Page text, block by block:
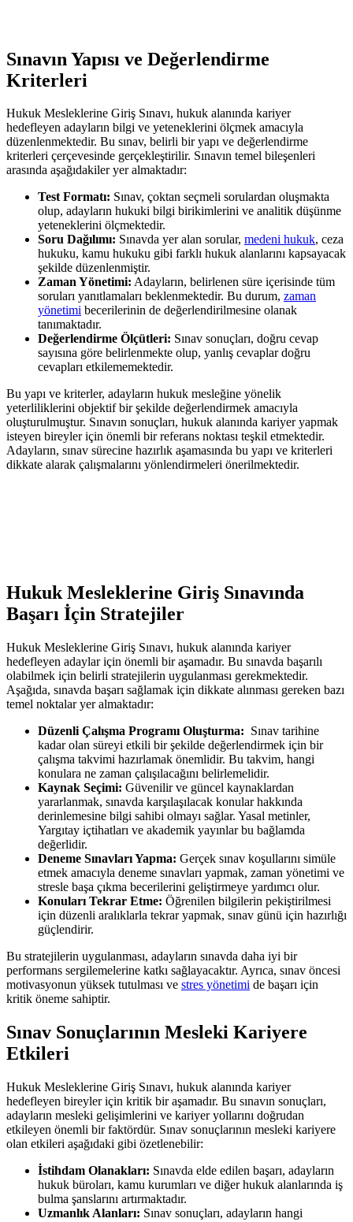
Sınavın⁤ Yapısı ve Değerlendirme
Kriterleri
Hukuk Mesleklerine Giriş Sınavı, hukuk alanında ⁣kariyer
hedefleyen adayların bilgi ve yeteneklerini ölçmek amacıyla
düzenlenmektedir. Bu sınav, belirli ‌bir yapı ve​ değerlendirme
kriterleri çerçevesinde gerçekleştirilir. Sınavın temel bileşenleri
arasında aşağıdakiler ⁣yer almaktadır:
Test ‍Formatı: Sınav, çoktan seçmeli sorulardan oluşmakta
olup, adayların⁣ hukuki bilgi birikimlerini ve analitik düşünme
yeteneklerini⁣ ölçmektedir.
Soru Dağılımı: Sınavda yer alan sorular,​ medeni hukuk, ceza
hukuku, kamu hukuku gibi farklı hukuk alanlarını kapsayacak
şekilde düzenlenmiştir.
Zaman Yönetimi: Adayların, belirlenen süre içerisinde tüm
⁢soruları yanıtlamaları beklenmektedir. Bu durum, zaman
yönetimi becerilerinin de değerlendirilmesine olanak
tanımaktadır.
Değerlendirme Ölçütleri: Sınav sonuçları, doğru cevap
sayısına göre belirlenmekte olup, yanlış cevaplar doğru
cevapları⁣ etkilememektedir.
Bu yapı ve kriterler, adayların hukuk mesleğine yönelik
yeterliliklerini objektif bir şekilde değerlendirmek amacıyla ​
oluşturulmuştur. Sınavın sonuçları, hukuk alanında kariyer yapmak
‍isteyen bireyler için önemli bir referans noktası⁣ teşkil etmektedir.
Adayların, sınav sürecine ⁢hazırlık aşamasında bu yapı ve kriterleri
dikkate alarak çalışmalarını yönlendirmeleri önerilmektedir.
Hukuk Mesleklerine Giriş Sınavında
Başarı İçin Stratejiler
Hukuk Mesleklerine Giriş Sınavı, hukuk alanında ​kariyer
⁢hedefleyen adaylar için önemli bir aşamadır. Bu sınavda başarılı ​
olabilmek için belirli stratejilerin uygulanması gerekmektedir.
Aşağıda, sınavda başarı‌ sağlamak ⁣için dikkate alınması gereken bazı
temel ‌noktalar yer almaktadır:
Düzenli ‌Çalışma Programı Oluşturma: ‌ Sınav ​tarihine
⁢kadar olan süreyi etkili⁤ bir şekilde ‍değerlendirmek için bir
çalışma takvimi hazırlamak önemlidir. Bu takvim, hangi
konulara ne zaman ⁣çalışılacağını belirlemelidir.
Kaynak Seçimi: Güvenilir ve güncel kaynaklardan
yararlanmak, sınavda karşılaşılacak konular hakkında
derinlemesine ⁢bilgi sahibi olmayı sağlar.⁣ Yasal​ metinler,
Yargıtay içtihatları ve akademik yayınlar bu bağlamda
değerlidir.
Deneme Sınavları Yapma: Gerçek sınav koşullarını simüle
etmek⁢ amacıyla ⁣deneme⁣ sınavları yapmak, zaman yönetimi ve
stresle başa ‌çıkma becerilerini geliştirmeye yardımcı olur.
Konuları Tekrar Etme: Öğrenilen bilgilerin pekiştirilmesi
⁢için düzenli aralıklarla tekrar yapmak, sınav günü için hazırlığı
⁤güçlendirir.
Bu stratejilerin uygulanması, adayların sınavda ‍daha iyi bir
performans sergilemelerine katkı sağlayacaktır. Ayrıca,⁣ sınav⁣ öncesi
⁢motivasyonun yüksek tutulması ve stres yönetimi de‌ başarı için
kritik öneme sahiptir.
Sınav⁢ Sonuçlarının Mesleki⁣ Kariyere
Etkileri
Hukuk Mesleklerine‌ Giriş Sınavı, hukuk alanında kariyer
hedefleyen bireyler için kritik bir aşamadır. ⁢Bu sınavın sonuçları,
adayların mesleki gelişimlerini ve kariyer yollarını doğrudan
etkileyen önemli⁢ bir faktördür. Sınav sonuçlarının mesleki kariyere
olan etkileri aşağıdaki gibi özetlenebilir:
İstihdam Olanakları: ⁣Sınavda elde edilen başarı, adayların
hukuk büroları, kamu kurumları ve⁣ diğer hukuk‌ alanlarında iş
bulma şanslarını artırmaktadır.
Uzmanlık Alanları: Sınav sonuçları, ⁢adayların hangi